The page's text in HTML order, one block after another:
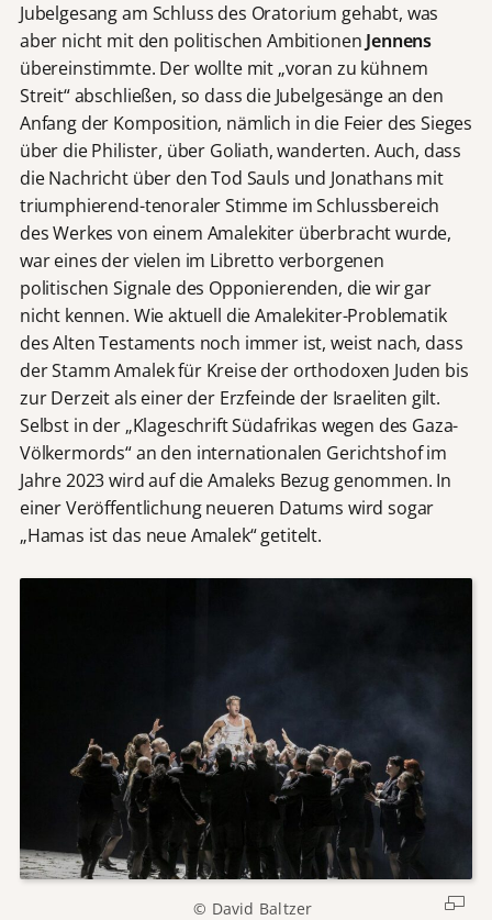
Jubelgesang am Schluss des Oratorium gehabt, was
aber nicht mit den politischen Ambitionen Jennens
übereinstimmte. Der wollte mit „voran zu kühnem
Streit“ abschließen, so dass die Jubelgesänge an den
Anfang der Komposition, nämlich in die Feier des Sieges
über die Philister, über Goliath, wanderten. Auch, dass
die Nachricht über den Tod Sauls und Jonathans mit
triumphierend-tenoraler Stimme im Schlussbereich
des Werkes von einem Amalekiter überbracht wurde,
war eines der vielen im Libretto verborgenen
politischen Signale des Opponierenden, die wir gar
nicht kennen. Wie aktuell die Amalekiter-Problematik
des Alten Testaments noch immer ist, weist nach, dass
der Stamm Amalek für Kreise der orthodoxen Juden bis
zur Derzeit als einer der Erzfeinde der Israeliten gilt.
Selbst in der „Klageschrift Südafrikas wegen des Gaza-
Völkermords“ an den internationalen Gerichtshof im
Jahre 2023 wird auf die Amaleks Bezug genommen. In
einer Veröffentlichung neueren Datums wird sogar
„Hamas ist das neue Amalek“ getitelt.
© David Baltzer